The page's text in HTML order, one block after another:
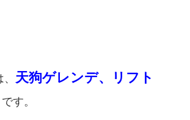
天狗ゲレンデ、リフト
す。